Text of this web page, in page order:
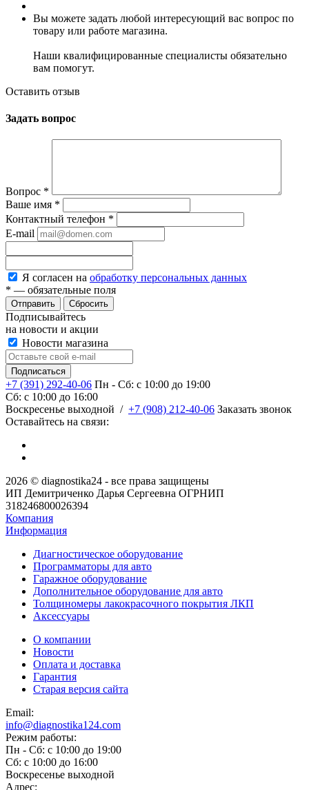
Вы можете задать любой интересующий вас вопрос по
товару или работе магазина.
Наши квалифицированные специалисты обязательно
вам помогут.
Оставить отзыв
Задать вопрос
Вопрос *
Ваше имя *
Контактный телефон *
E-mail
Я согласен на обработку персональных данных
* — обязательные поля
Сбросить
Подписывайтесь
на новости и акции
Новости магазина
+7 (391) 292-40-06 Пн - Сб: c 10:00 до 19:00
Сб: c 10:00 до 16:00
​Воскресенье выходной / +7 (908) 212-40-06 Заказать звонок
Оставайтесь на связи:
2026 © diagnostika24 - все права защищены
ИП Демитриченко Дарья Сергеевна ОГРНИП
318246800026394
Компания
Информация
Диагностическое оборудование
Программаторы для авто
Гаражное оборудование
Дополнительное оборудование для авто
Толщиномеры лакокрасочного покрытия ЛКП
Аксессуары
О компании
Новости
Оплата и доставка
Гарантия
Старая версия сайта
Email:
info@diagnostika124.com
Режим работы:
Пн - Сб: c 10:00 до 19:00
Сб: c 10:00 до 16:00
​Воскресенье выходной
Адрес: